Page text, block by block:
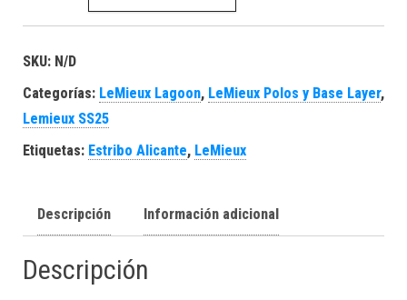
SKU: N/D
Categorías: LeMieux Lagoon, LeMieux Polos y Base Layer,
Lemieux SS25
Etiquetas: Estribo Alicante, LeMieux
Descripción Información adicional
Descripción